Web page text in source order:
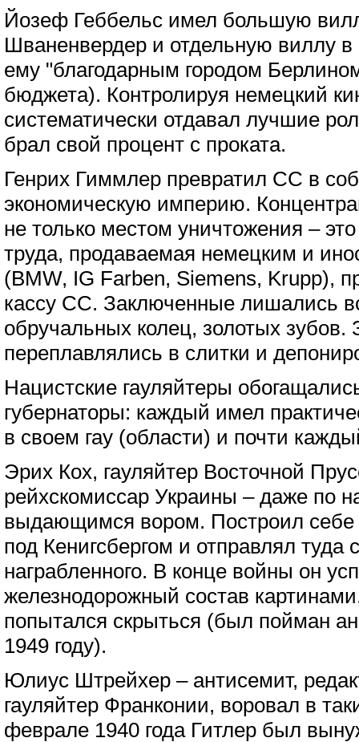
Йозеф Геббельс имел большую
Шваненвердер и отдельную виллу в
ему "благодарным городом
бюджета). Контролируя немецкий
систематически отдавал лучшие
брал свой процент с проката.
Генрих Гиммлер превратил СС в
экономическую империю.
не только местом уничтожения –
труда, продаваемая немецким и
(BMW, IG Farben, Siemens, Krupp),
кассу СС. Заключенные лишались
обручальных колец, золотых зубов.
переплавлялись в слитки и
Нацистские гауляйтеры
губернаторы: каждый имел
в своем гау (области) и почти
Эрих Кох, гауляйтер Восточной
рейхскомиссар Украины – даже по
выдающимся вором. Построил себе
под Кенигсбергом и отправлял туда
награбленного. В конце войны он
железнодорожный состав
попытался скрыться (был пойман
1949 году).
Юлиус Штрейхер – антисемит,
гауляйтер Франконии, воровал в
феврале 1940 года Гитлер был